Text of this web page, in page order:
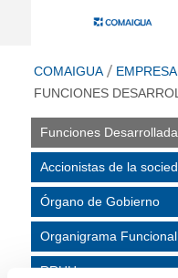
Funciones
COMAIGUA
FUNCIONES
Funciones
Accionistas de la
Órgano de Gobierno
Organigrama Funcional
RRHH